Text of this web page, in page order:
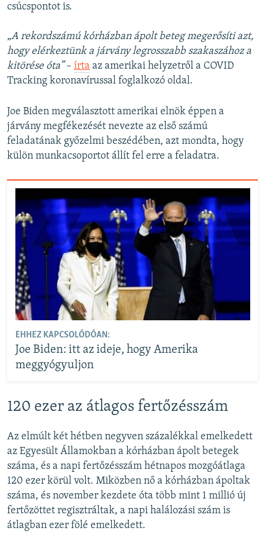
csúcspontot is.
„A rekordszámú kórházban ápolt beteg megerősíti azt,
hogy elérkeztünk a járvány legrosszabb szakaszához a
kitörése óta”– írta az amerikai helyzetről a COVID
Tracking koronavírussal foglalkozó oldal.
Joe Biden megválasztott amerikai elnök éppen a
járvány megfékezését nevezte az első számú
feladatának győzelmi beszédében, azt mondta, hogy
külön munkacsoportot állít fel erre a feladatra.
EHHEZ KAPCSOLÓDÓAN:
Joe Biden: itt az ideje, hogy Amerika
meggyógyuljon
120 ezer az átlagos fertőzésszám
Az elmúlt két hétben negyven százalékkal emelkedett
az Egyesült Államokban a kórházban ápolt betegek
száma, és a napi fertőzésszám hétnapos mozgóátlaga
120 ezer körül volt. Miközben nő a kórházban ápoltak
száma, és november kezdete óta több mint 1 millió új
fertőzöttet regisztráltak, a napi halálozási szám is
átlagban ezer fölé emelkedett.